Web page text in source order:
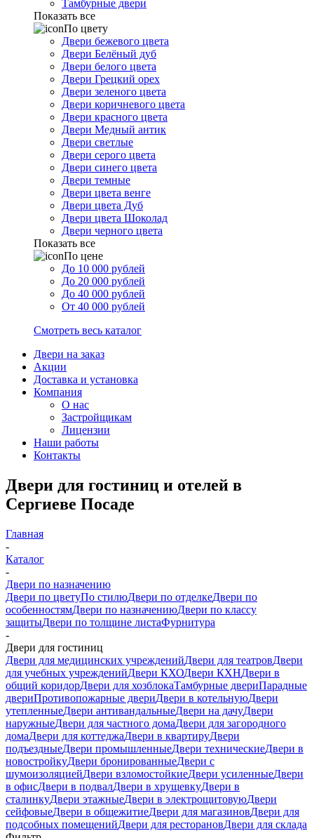
Тамбурные двери
Показать все
По цвету
Двери бежевого цвета
Двери Белёный дуб
Двери белого цвета
Двери Грецкий орех
Двери зеленого цвета
Двери коричневого цвета
Двери красного цвета
Двери Медный антик
Двери светлые
Двери серого цвета
Двери синего цвета
Двери темные
Двери цвета венге
Двери цвета Дуб
Двери цвета Шоколад
Двери черного цвета
Показать все
По цене
До 10 000 рублей
До 20 000 рублей
До 40 000 рублей
От 40 000 рублей
Смотреть весь каталог
Двери на заказ
Акции
Доставка и установка
Компания
О нас
Застройщикам
Лицензии
Наши работы
Контакты
Двери для гостиниц и отелей в
Сергиеве Посаде
Главная
-
Каталог
-
Двери по назначению
Двери по цветуПо стилюДвери по отделкеДвери по
особенностямДвери по назначениюДвери по классу
защитыДвери по толщине листаФурнитура
-
Двери для гостиниц
Двери для медицинских учрежденийДвери для театровДвери
для учебных учрежденийДвери КХОДвери КХНДвери в
общий коридорДвери для хозблокаТамбурные двериПарадные
двериПротивопожарные двериДвери в котельнуюДвери
утепленныеДвери антивандальныеДвери на дачуДвери
наружныеДвери для частного домаДвери для загородного
домаДвери для коттеджаДвери в квартируДвери
подъездныеДвери промышленныеДвери техническиеДвери в
новостройкуДвери бронированныеДвери с
шумоизоляциейДвери взломостойкиеДвери усиленныеДвери
в офисДвери в подвалДвери в хрущевкуДвери в
сталинкуДвери этажныеДвери в электрощитовуюДвери
сейфовыеДвери в общежитиеДвери для магазиновДвери для
подсобных помещенийДвери для ресторановДвери для склада